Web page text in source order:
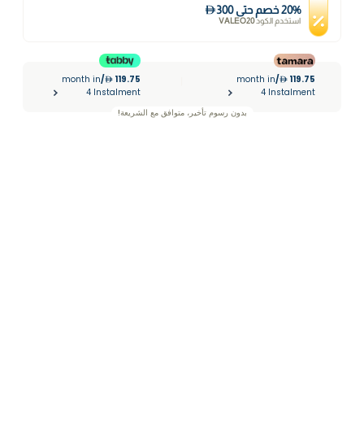
20% خصم حتى 300
استخدم الكودVALEO20
119.75
/
month in
4 Instalment
119.75
/
month in
4 Instalment
بدون رسوم تأخير، متوافق مع الشريعة!